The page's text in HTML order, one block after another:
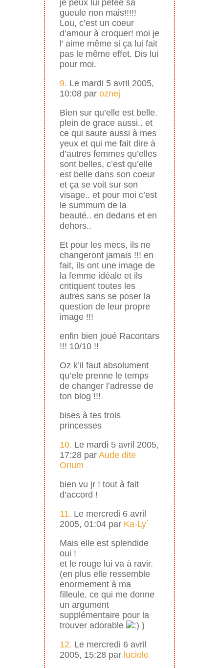
je peux lui pétée sa
gueule non mais!!!!!
Lou, c’est un coeur
d’amour à croquer! moi je
l’ aime même si ça lui fait
pas le même effet. Dis lui
pour moi.
9. Le mardi 5 avril 2005,
10:08 par oznej
Bien sur qu’elle est belle.
plein de grace aussi.. et
ce qui saute aussi à mes
yeux et qui me fait dire à
d’autres femmes qu’elles
sont belles, c’est qu’elle
est belle dans son coeur
et ça se voit sur son
visage.. et pour moi c’est
le summum de la
beauté.. en dedans et en
dehors..
Et pour les mecs, ils ne
changeront jamais !!! en
fait, ils ont une image de
la femme idéale et ils
critiquent toutes les
autres sans se poser la
question de leur propre
image !!!
enfin bien joué Racontars
!!! 10/10 !!
Oz k’il faut absolument
qu’ele prenne le temps
de changer l’adresse de
ton blog !!!
bises à tes trois
princesses
10. Le mardi 5 avril 2005,
17:28 par Aude dite
Orium
bien vu jr ! tout à fait
d’accord !
11. Le mercredi 6 avril
2005, 01:04 par Ka-Ly`
Mais elle est splendide
oui !
et le rouge lui va à ravir.
(en plus elle ressemble
enormement à ma
filleule, ce qui me donne
un argument
supplémentaire pour la
trouver adorable
)
12. Le mercredi 6 avril
2005, 15:28 par luciole